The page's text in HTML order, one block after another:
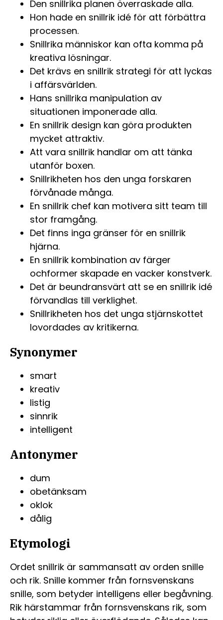
Den snillrika planen överraskade alla.
Hon hade en snillrik idé för att förbättra
processen.
Snillrika människor kan ofta komma på
kreativa lösningar.
Det krävs en snillrik strategi för att lyckas
i affärsvärlden.
Hans snillrika manipulation av
situationen imponerade alla.
En snillrik design kan göra produkten
mycket attraktiv.
Att vara snillrik handlar om att tänka
utanför boxen.
Snillrikheten hos den unga forskaren
förvånade många.
En snillrik chef kan motivera sitt team till
stor framgång.
Det finns inga gränser för en snillrik
hjärna.
En snillrik kombination av färger
ochformer skapade en vacker konstverk.
Det är beundransvärt att se en snillrik idé
förvandlas till verklighet.
Snillrikheten hos det unga stjärnskottet
lovordades av kritikerna.
Synonymer
smart
kreativ
listig
sinnrik
intelligent
Antonymer
dum
obetänksam
oklok
dålig
Etymologi
Ordet snillrik är sammansatt av orden snille
och rik. Snille kommer från fornsvenskans
snille, som betyder intelligens eller begåvning.
Rik härstammar från fornsvenskans rik, som